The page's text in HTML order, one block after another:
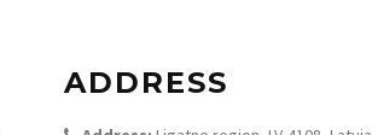
ADDRESS